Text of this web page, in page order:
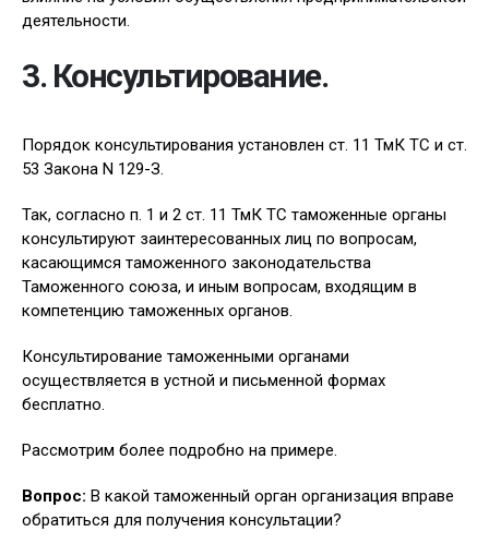
деятельности.
3. Консультирование.
Порядок консультирования установлен ст. 11 ТмК ТС и ст.
53 Закона N 129-З.
Так, согласно п. 1 и 2 ст. 11 ТмК ТС таможенные органы
консультируют заинтересованных лиц по вопросам,
касающимся таможенного законодательства
Таможенного союза, и иным вопросам, входящим в
компетенцию таможенных органов.
Консультирование таможенными органами
осуществляется в устной и письменной формах
бесплатно.
Рассмотрим более подробно на примере.
Вопрос: В какой таможенный орган организация вправе
обратиться для получения консультации?